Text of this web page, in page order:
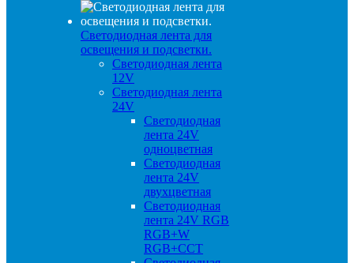
Светодиодная лента для
освещения и подсветки.
Светодиодная лента
12V
Светодиодная лента
24V
Светодиодная
лента 24V
одноцветная
Светодиодная
лента 24V
двухцветная
Светодиодная
лента 24V RGB
RGB+W
RGB+CCT